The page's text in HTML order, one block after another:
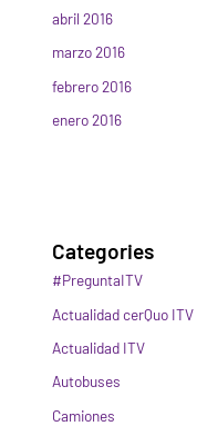
abril 2016
marzo 2016
febrero 2016
enero 2016
Categories
#PreguntaITV
Actualidad cerQuo ITV
Actualidad ITV
Autobuses
Camiones